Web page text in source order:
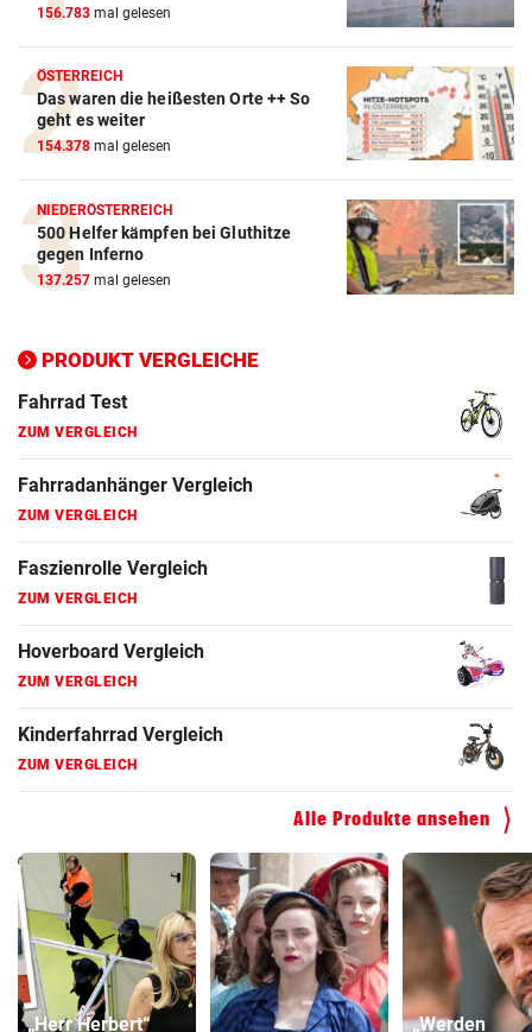
156.783 mal gelesen
ÖSTERREICH
Das waren die heißesten Orte ++ So
geht es weiter
154.378 mal gelesen
NIEDERÖSTERREICH
500 Helfer kämpfen bei Gluthitze
gegen Inferno
137.257 mal gelesen
PRODUKT VERGLEICHE
ZUM VERGLEICH
Crosstrainer Vergleich
ZUM VERGLEICH
E-Bike Vergleich
ZUM VERGLEICH
Elektro-Scooter Vergleich
ZUM VERGLEICH
ZUM VERGLEICH
Fahrrad Test
ZUM VERGLEICH
Fahrradanhänger Vergleich
ZUM VERGLEICH
Faszienrolle Vergleich
ZUM VERGLEICH
Hoverboard Vergleich
ZUM VERGLEICH
Kinderfahrrad Vergleich
ZUM VERGLEICH
Alle Produkte ansehen
„Herr Herbert“ „Werden